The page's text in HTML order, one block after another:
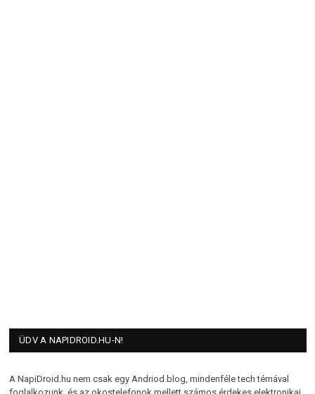
ÜDV A NAPIDROID.HU-N!
A NapiDroid.hu nem csak egy Andriod blog, mindenféle tech témával